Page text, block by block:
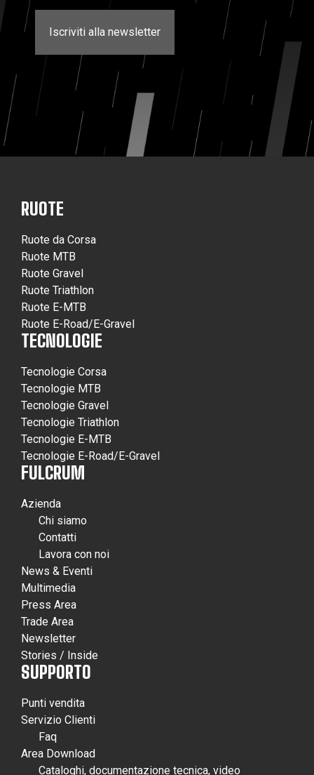
Iscriviti alla newsletter
RUOTE
Ruote da Corsa
Ruote MTB
Ruote Gravel
Ruote Triathlon
Ruote E-MTB
Ruote E-Road/E-Gravel
TECNOLOGIE
Tecnologie Corsa
Tecnologie MTB
Tecnologie Gravel
Tecnologie Triathlon
Tecnologie E-MTB
Tecnologie E-Road/E-Gravel
FULCRUM
Azienda
Chi siamo
Contatti
Lavora con noi
News & Eventi
Multimedia
Press Area
Trade Area
Newsletter
Stories / Inside
SUPPORTO
Punti vendita
Servizio Clienti
Faq
Area Download
Cataloghi, documentazione tecnica, video